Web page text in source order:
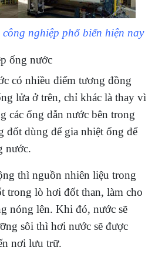
nghiệp phổ biến hiện nay
ống nước
có nhiều điểm tương đồng
lửa ở trên, chỉ khác là thay vì
các ống dẫn nước bên trong
đốt dùng để gia nhiệt ống để
nước.
thì nguồn nhiên liệu trong
trong lò hơi đốt than, làm cho
nóng lên. Khi đó, nước sẽ
sôi thì hơi nước sẽ được
nơi lưu trữ.